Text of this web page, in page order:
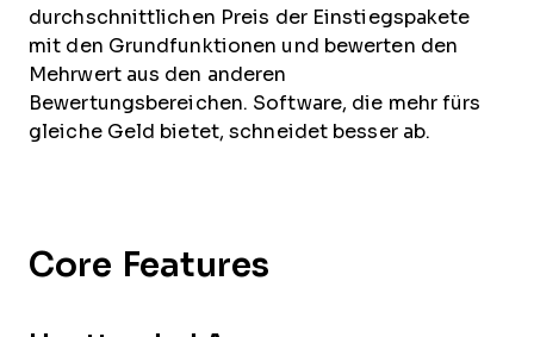
durchschnittlichen Preis der Einstiegspakete
mit den Grundfunktionen und bewerten den
Mehrwert aus den anderen
Bewertungsbereichen. Software, die mehr fürs
gleiche Geld bietet, schneidet besser ab.
Core Features